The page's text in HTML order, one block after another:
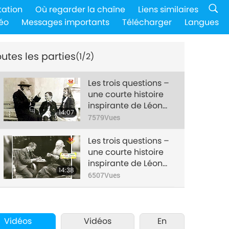
Où regarder la chaîne
Liens similaires
Messages importants Télécharger Langues
les parties(1/2)
14:07
Les trois questions –
une courte histoire
inspirante de Léon
Tolstoï – Partie 1/2
7579Vues
14:38
Les trois questions –
une courte histoire
inspirante de Léon
Tolstoï – Partie 2/2
6507Vues
Vidéos
Vidéos
En